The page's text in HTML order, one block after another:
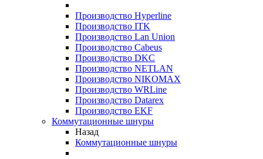
Производство Hyperline
Производство ITK
Производство Lan Union
Производство Cabeus
Производство DKC
Производство NETLAN
Производство NIKOMAX
Производство WRLine
Производство Datarex
Производство EKF
Коммутационные шнуры
Назад
Коммутационные шнуры